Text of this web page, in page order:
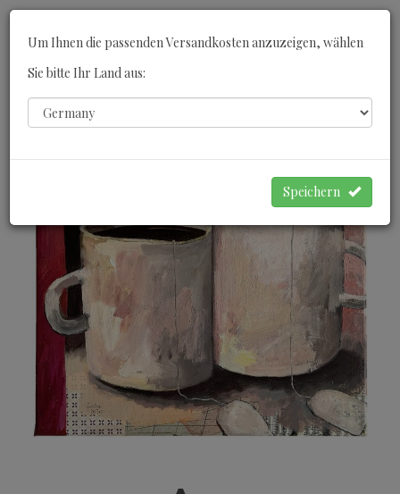
Um Ihnen die passenden Versandkosten anzuzeigen, wählen
Sie bitte Ihr Land aus:
Speichern